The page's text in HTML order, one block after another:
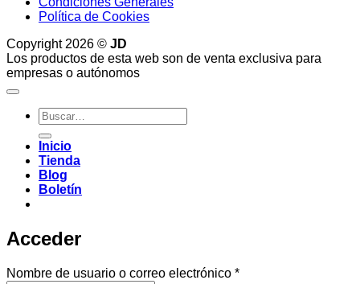
Política de Cookies
Copyright 2026 © JD
Los productos de esta web son de venta exclusiva para
empresas o autónomos
Buscar
por:
Inicio
Tienda
Blog
Boletín
Acceder
Nombre de usuario o correo electrónico *Obligatorio